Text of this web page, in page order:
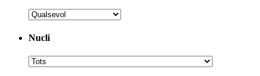
Nucli